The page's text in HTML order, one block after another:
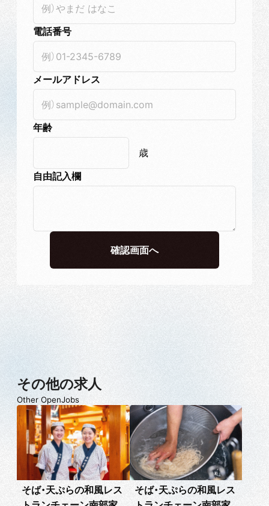
電話番号
メールアドレス
年齢
歳
自由記入欄
その他の求人
Other OpenJobs
そば・天ぷらの和風レス
そば・天ぷらの和風レス